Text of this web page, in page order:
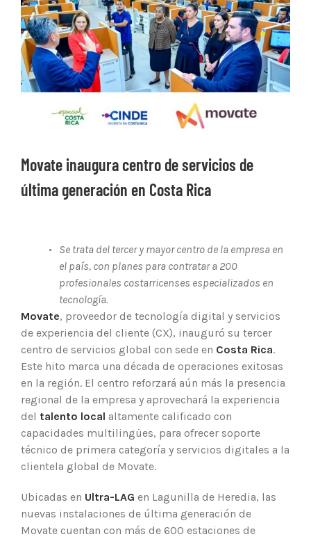
Ver
imagen
más
grande
Movate inaugura centro de servicios de
última generación en Costa Rica
•
Se trata del tercer y mayor centro de la empresa en
el país, con planes para contratar a 200
profesionales costarricenses especializados en
tecnología.
Movate, proveedor de tecnología digital y servicios
de experiencia del cliente (CX), inauguró su tercer
centro de servicios global con sede en Costa Rica.
Este hito marca una década de operaciones exitosas
en la región. El centro reforzará aún más la presencia
regional de la empresa y aprovechará la experiencia
del talento local altamente calificado con
capacidades multilingües, para ofrecer soporte
técnico de primera categoría y servicios digitales a la
clientela global de Movate.
Ubicadas en Ultra-LAG en Lagunilla de Heredia, las
nuevas instalaciones de última generación de
Movate cuentan con más de 600 estaciones de